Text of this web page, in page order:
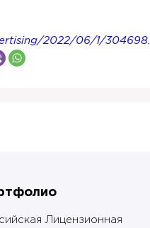
2022/06/1/
Лицензионная